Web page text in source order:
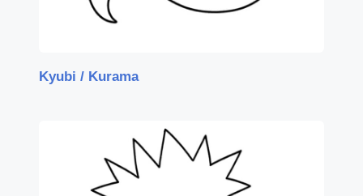
Kyubi / Kurama